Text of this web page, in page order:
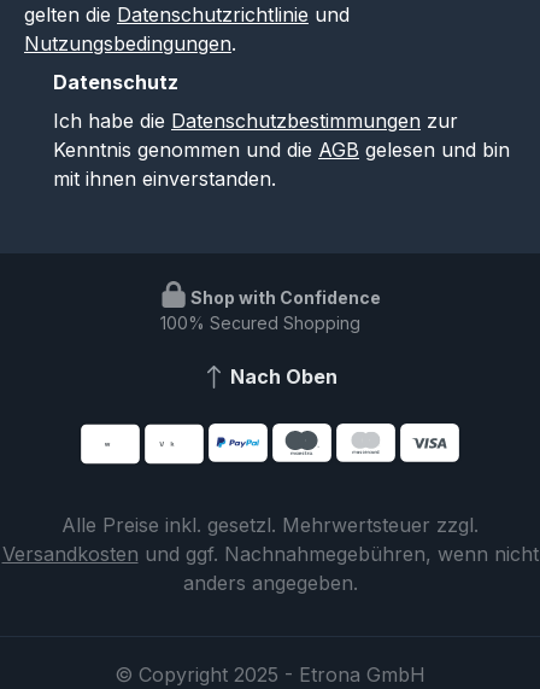
gelten die Datenschutzrichtlinie und
Nutzungsbedingungen.
Datenschutz
Ich habe die Datenschutzbestimmungen zur
Kenntnis genommen und die AGB gelesen und bin
mit ihnen einverstanden.
Shop with Confidence
100% Secured Shopping
Nach Oben
Alle Preise inkl. gesetzl. Mehrwertsteuer zzgl.
Versandkosten und ggf. Nachnahmegebühren, wenn nicht
anders angegeben.
© Copyright 2025 - Etrona GmbH